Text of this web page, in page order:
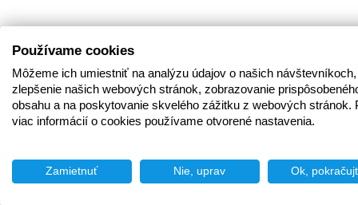
Používame cookies
Môžeme ich umiestniť na analýzu údajov o našich
zlepšenie našich webových stránok, zobrazovanie
obsahu a na poskytovanie skvelého zážitku z webových stránok.
viac informácií o cookies používame otvorené nastavenia.
Zamietnuť Nie, uprav Ok,